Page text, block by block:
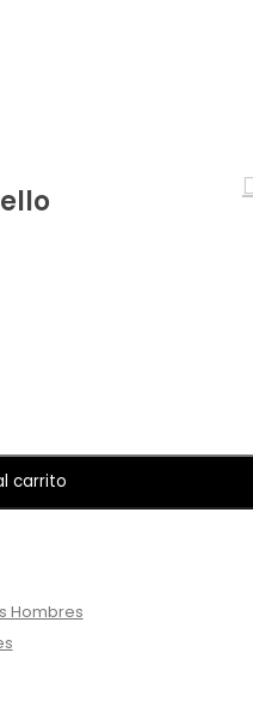
carrito
Hombres